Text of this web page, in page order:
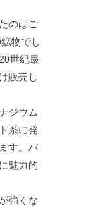
のはご
物でし
世紀最
販売し
ジウム
系に発
す。バ
魅力的
強くな